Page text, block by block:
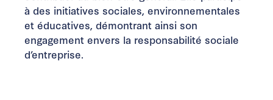
à des initiatives sociales, environnementales
et éducatives, démontrant ainsi son
engagement envers la responsabilité sociale
d’entreprise.